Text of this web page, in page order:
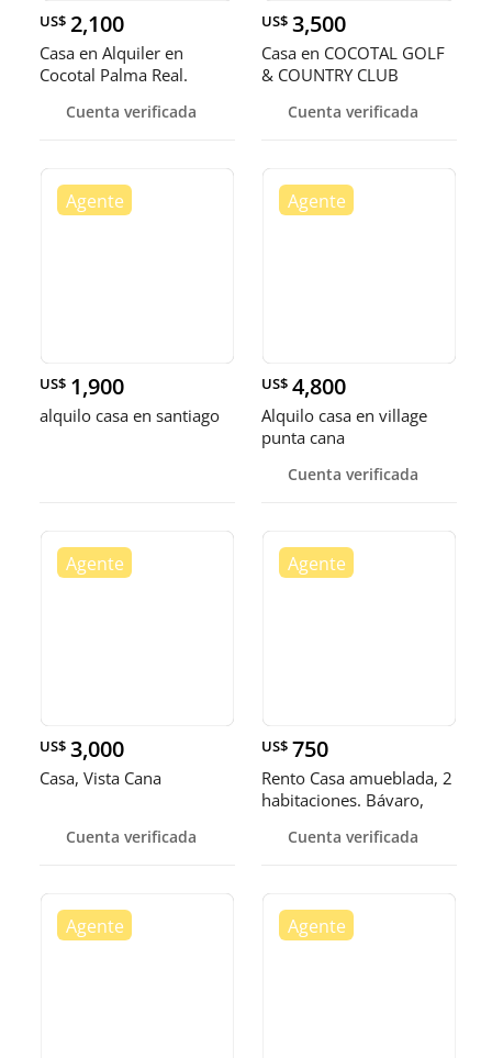
US$ 2,100
Casa en Alquiler en
Cocotal Palma Real.
Cuenta verificada
US$ 3,500
Casa en COCOTAL GOLF
& COUNTRY CLUB
Cuenta verificada
US$ 1,900
alquilo casa en santiago
US$ 4,800
Alquilo casa en village
punta cana
Cuenta verificada
US$ 3,000
Casa, Vista Cana
Cuenta verificada
US$ 750
Rento Casa amueblada, 2
habitaciones. Bávaro,
Cuenta verificada